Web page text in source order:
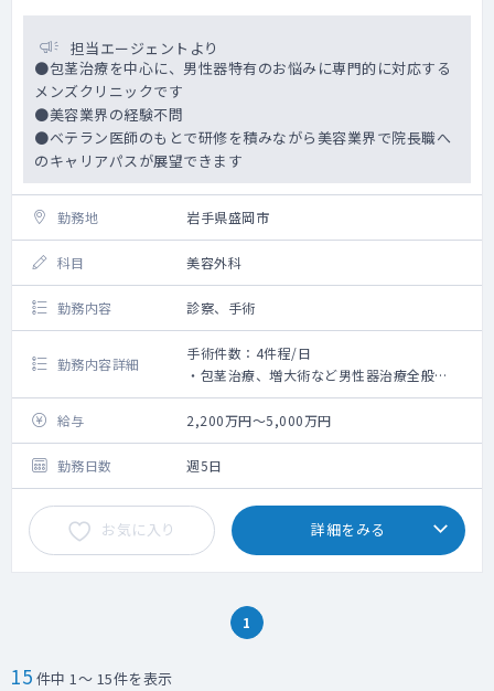
担当エージェントより
●包茎治療を中心に、男性器特有のお悩みに専門的に対応する
メンズクリニックです
●美容業界の経験不問
●ベテラン医師のもとで研修を積みながら美容業界で院長職へ
のキャリアパスが展望できます
勤務地 岩手県盛岡市
科目 美容外科
勤務内容 診察、手術
勤務内容詳細
手術件数：4件程/日
・包茎治療、増大術など男性器治療全般
・カウンセリング、診察
・術前・術後のフォロー対応
※包茎治療が未経験の場合でも、指導医によ
る研修制度があるため安心してスタートでき
ます。
給与 2,200万円～5,000万円
勤務日数 週5日
お気に入り 詳細をみる
1
15 件中 1～ 15件を表示